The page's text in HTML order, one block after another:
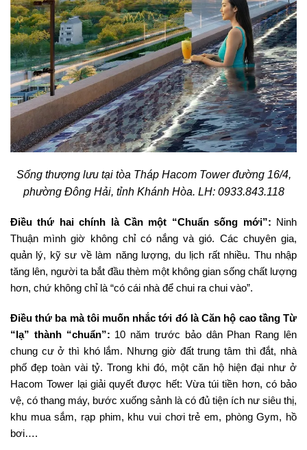
Sống thượng lưu tại tòa Tháp Hacom Tower đường 16/4,
phường Đông Hải, tỉnh Khánh Hòa. LH: 0933.843.118
Điều thứ hai chính là Cần một “Chuẩn sống mới”: Ninh
Thuận mình giờ không chỉ có nắng và gió. Các chuyên gia,
quản lý, kỹ sư về làm năng lượng, du lịch rất nhiều. Thu nhập
tăng lên, người ta bắt đầu thèm một không gian sống chất lượng
hơn, chứ không chỉ là “có cái nhà để chui ra chui vào”.
Điều thứ ba mà tôi muốn nhắc tới đó là Căn hộ cao tầng Từ
“lạ” thành “chuẩn”: 10 năm trước bảo dân Phan Rang lên
chung cư ở thì khó lắm. Nhưng giờ đất trung tâm thì đắt, nhà
phố đẹp toàn vài tỷ. Trong khi đó, một căn hộ hiện đại như ở
Hacom Tower lại giải quyết được hết: Vừa túi tiền hơn, có bảo
vệ, có thang máy, bước xuống sảnh là có đủ tiện ích nư siêu thị,
khu mua sắm, rạp phim, khu vui chơi trẻ em, phòng Gym, hồ
bơi….